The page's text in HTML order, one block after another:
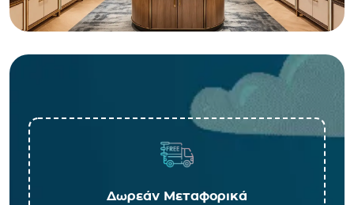
Δωρεάν Μεταφορικά